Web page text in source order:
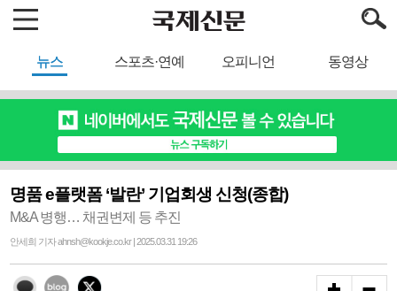
뉴스 스포츠·연예 오피니언 동영상
명품 e플랫폼 ‘발란’ 기업회생 신청(종합)
M&A 병행… 채권변제 등 추진
안세희 기자 ahnsh@kookje.co.kr | 2025.03.31 19:26